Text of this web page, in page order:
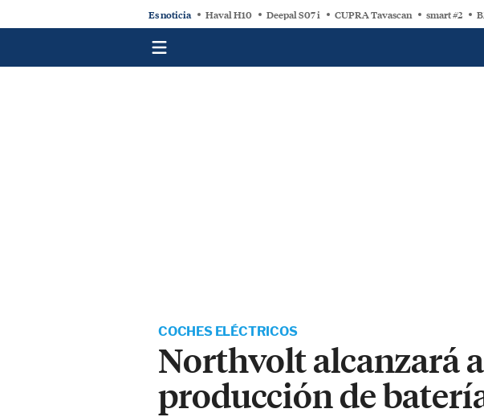
Es noticia Haval H10 Deepal S07 i CUPRA Tavascan smart #2
COCHES ELÉCTRICOS
Northvolt alcanzará
producción de